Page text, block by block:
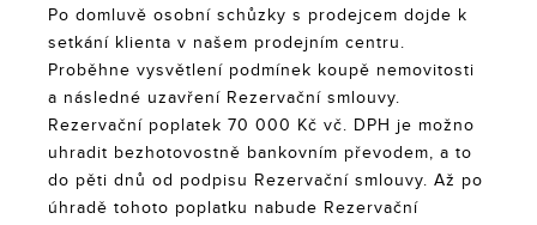
Po domluvě osobní schůzky s prodejcem dojde k
setkání klienta v našem prodejním centru.
Proběhne vysvětlení podmínek koupě nemovitosti
a následné uzavření Rezervační smlouvy.
Rezervační poplatek 70 000 Kč vč. DPH je možno
uhradit bezhotovostně bankovním převodem, a to
do pěti dnů od podpisu Rezervační smlouvy. Až po
úhradě tohoto poplatku nabude Rezervační